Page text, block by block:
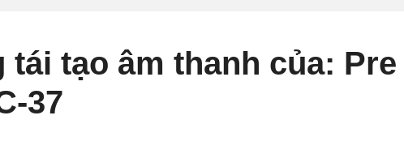
tạo âm thanh của: Pre
37